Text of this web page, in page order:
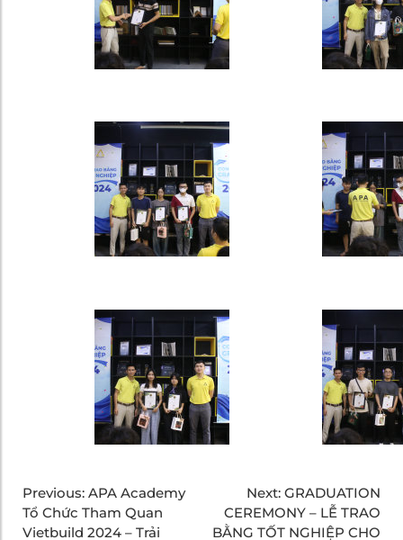
Previous: APA Academy
Tổ Chức Tham Quan
Vietbuild 2024 – Trải
Next: GRADUATION
CEREMONY – LỄ TRAO
BẰNG TỐT NGHIỆP CHO